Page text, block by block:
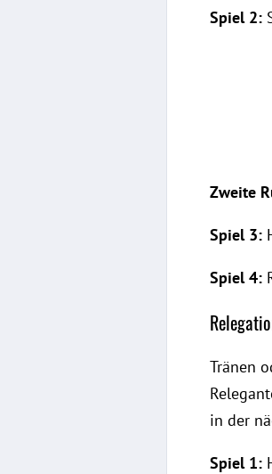
Spiel 2:
Zweite
Spiel 3:
Spiel 4:
Tränen
in der
Spiel 1: